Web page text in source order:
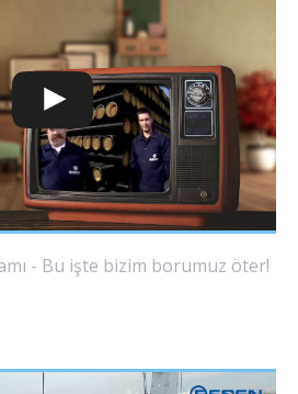
- Bu işte bizim borumuz öter!